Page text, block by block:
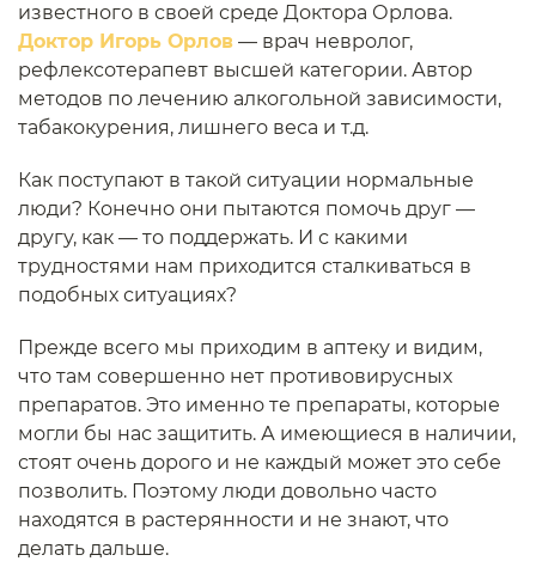
известного в своей среде Доктора Орлова.
Доктор Игорь Орлов — врач невролог,
рефлексотерапевт высшей категории. Автор
методов по лечению алкогольной зависимости,
табакокурения, лишнего веса и т.д.
Как поступают в такой ситуации нормальные
люди? Конечно они пытаются помочь друг —
другу, как — то поддержать. И с какими
трудностями нам приходится сталкиваться в
подобных ситуациях?
Прежде всего мы приходим в аптеку и видим,
что там совершенно нет противовирусных
препаратов. Это именно те препараты, которые
могли бы нас защитить. А имеющиеся в наличии,
стоят очень дорого и не каждый может это себе
позволить. Поэтому люди довольно часто
находятся в растерянности и не знают, что
делать дальше.